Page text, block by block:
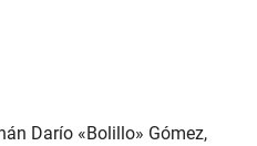
Darío «Bolillo» Gómez,